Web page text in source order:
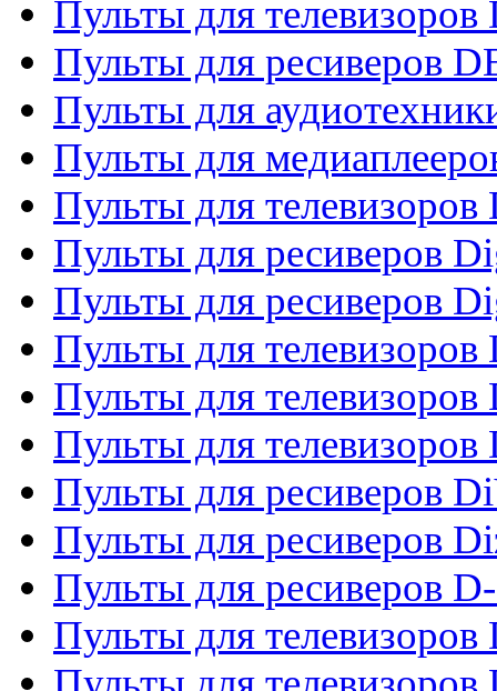
Пульты для телевизоров
Пульты для ресиверов
Пульты для
Пульты для
Пульты для телевизоров
Пульты для ресиверов
Пульты для ресиверов
Пульты для
Пульты для
Пульты для телевизоров
Пульты для ресиверов
Пульты для ресиверов
Пульты для ресиверов
Пульты для телевизоров